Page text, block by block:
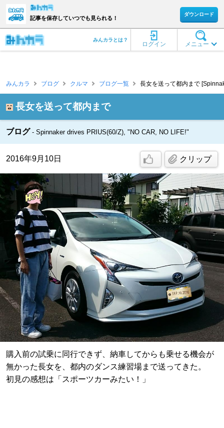
記事を保存していつでも見られる！
ダウンロード
メニュー
ログイン
みんカラとは？
みんカラ ブログ クルマ ブログ一覧 長女を送って都内まで
長女を送って都内まで
ブログ Spinnaker drives PRIUS(60/Z), "NO CAR, NO LIFE!"
2016年9月10日 クリップ
購入前の試乗に同行できず、納車してからも乗せる機会が
無かった長女を、都内のダンス練習場まで送ってきた。
初見の感想は「スポーツカーみたい！」